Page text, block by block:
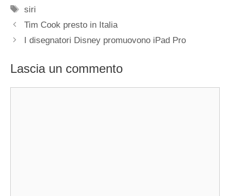
Tag
siri
Tim Cook presto in Italia
I disegnatori Disney promuovono iPad Pro
Lascia un commento